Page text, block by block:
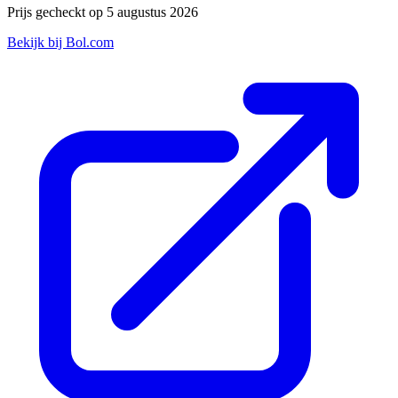
Prijs gecheckt op 5 augustus 2026
Bekijk bij Bol.com